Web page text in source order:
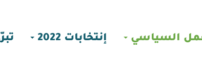
إنتخابات 2022 السياسي